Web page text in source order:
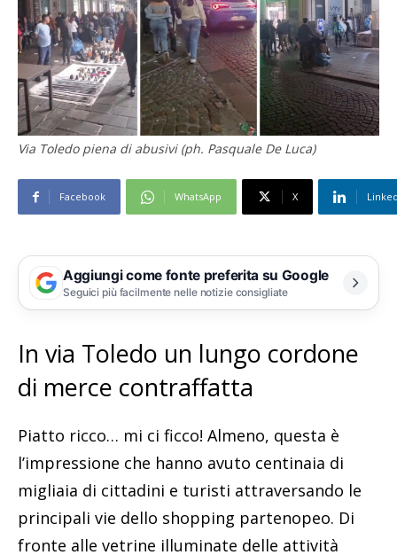
Via Toledo piena di abusivi (ph. Pasquale De Luca)
Facebook WhatsApp X
Aggiungi come fonte preferita su Google
Seguici più facilmente nelle notizie consigliate
In via Toledo un lungo cordone
di merce contraffatta
Piatto ricco… mi ci ficco! Almeno, questa è
l’impressione che hanno avuto centinaia di
migliaia di cittadini e turisti attraversando le
principali vie dello shopping partenopeo. Di
fronte alle vetrine illuminate delle attività